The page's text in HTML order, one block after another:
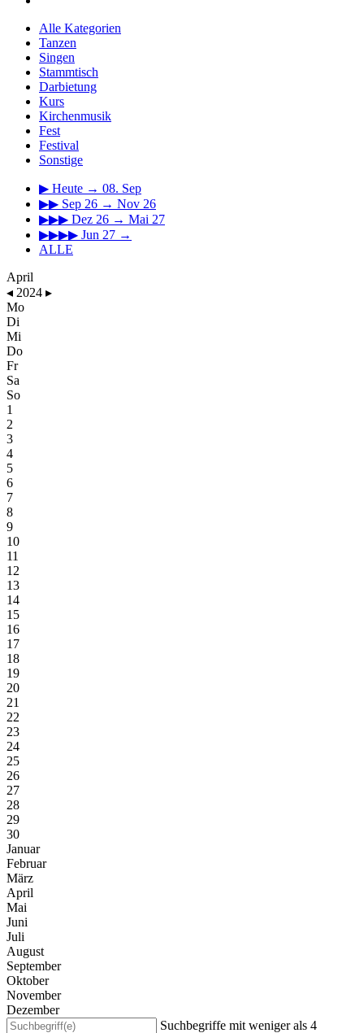
Alle Kategorien
Tanzen
Singen
Stammtisch
Darbietung
Kurs
Kirchenmusik
Fest
Festival
Sonstige
▶ Heute → 08. Sep
▶▶ Sep 26 → Nov 26
▶▶▶ Dez 26 → Mai 27
▶▶▶▶ Jun 27 →
ALLE
April
◂ 2024 ▸
Mo
Di
Mi
Do
Fr
Sa
So
1
2
3
4
5
6
7
8
9
10
11
12
13
14
15
16
17
18
19
20
21
22
23
24
25
26
27
28
29
30
Januar
Februar
März
April
Mai
Juni
Juli
August
September
Oktober
November
Dezember
Suchbegriffe mit weniger als 4